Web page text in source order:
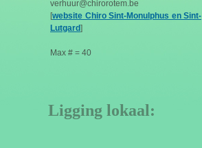
verhuur@chirorotem.be
[website Chiro Sint-Monulphus en Sint-
Lutgard]
Max # = 40
Ligging lokaal: